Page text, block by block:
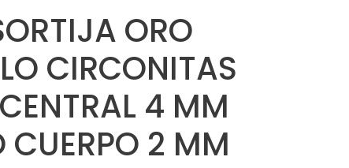
ORO
CIRCONITAS
4 MM
CUERPO 2 MM